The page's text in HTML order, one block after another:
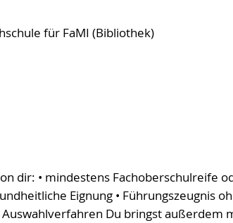
für FaMI (Bibliothek)
dir: • mindestens Fachoberschulreife
Eignung • Führungszeugnis
Du bringst außerdem